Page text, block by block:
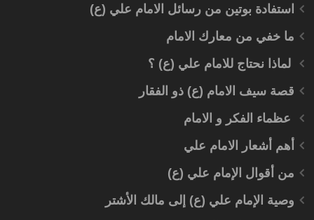
استفادة بوتين من رسائل الامام علي (ع)
ما خفي من معارك الامام
لماذا نحتاج للامام علي (ع) ؟
قصة سيف الامام (ع) ذو الفقار
عظماء الفكر و الامام
أهم أشعار الامام علي
من أقوال الإمام علي (ع)
وصية الإمام علي (ع) إلى مالك الأشتر